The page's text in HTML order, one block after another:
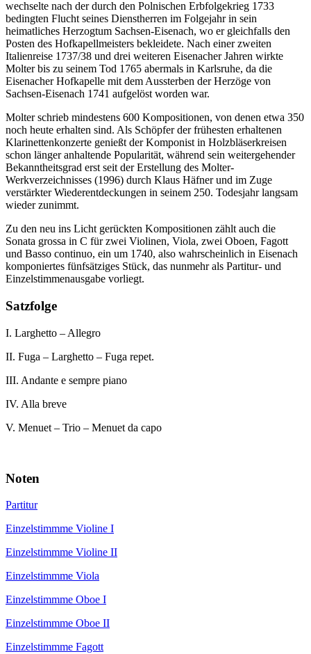
wechselte nach der durch den Polnischen Erbfolgekrieg 1733
bedingten Flucht seines Dienstherren im Folgejahr in sein
heimatliches Herzogtum Sachsen-Eisenach, wo er gleichfalls den
Posten des Hofkapellmeisters bekleidete. Nach einer zweiten
Italienreise 1737/38 und drei weiteren Eisenacher Jahren wirkte
Molter bis zu seinem Tod 1765 abermals in Karlsruhe, da die
Eisenacher Hofkapelle mit dem Aussterben der Herzöge von
Sachsen-Eisenach 1741 aufgelöst worden war.
Molter schrieb mindestens 600 Kompositionen, von denen etwa 350
noch heute erhalten sind. Als Schöpfer der frühesten erhaltenen
Klarinettenkonzerte genießt der Komponist in Holzbläserkreisen
schon länger anhaltende Popularität, während sein weitergehender
Bekanntheitsgrad erst seit der Erstellung des Molter-
Werkverzeichnisses (1996) durch Klaus Häfner und im Zuge
verstärkter Wiederentdeckungen in seinem 250. Todesjahr langsam
wieder zunimmt.
Zu den neu ins Licht gerückten Kompositionen zählt auch die
Sonata grossa in C für zwei Violinen, Viola, zwei Oboen, Fagott
und Basso continuo, ein um 1740, also wahrscheinlich in Eisenach
komponiertes fünfsätziges Stück, das nunmehr als Partitur- und
Einzelstimmenausgabe vorliegt.
Satzfolge
I. Larghetto – Allegro
II. Fuga – Larghetto – Fuga repet.
III. Andante e sempre piano
IV. Alla breve
V. Menuet – Trio – Menuet da capo
Noten
Partitur
Einzelstimmme Violine I
Einzelstimmme Violine II
Einzelstimmme Viola
Einzelstimmme Oboe I
Einzelstimmme Oboe II
Einzelstimmme Fagott